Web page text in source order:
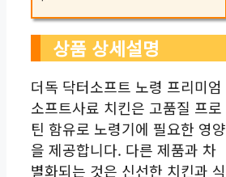
상품 상세설명
더독 닥터소프트 노령 프리미엄
소프트사료 치킨은 고품질 프로
틴 함유로 노령기에 필요한 영양
을 제공합니다. 다른 제품과 차
별화되는 것은 신선한 치킨과 식